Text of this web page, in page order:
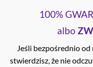
100%
albo
Jeśli bezpośrednio
stwierdzisz, że nie